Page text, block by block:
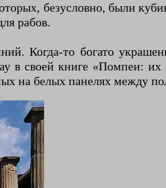
безусловно, были
рабов.
Когда-то богато
своей книге «Помпеи: их
на белых панелях между